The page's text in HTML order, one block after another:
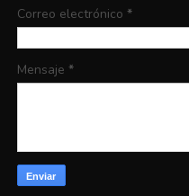
Correo electrónico *
Mensaje *